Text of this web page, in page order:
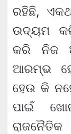
ରହିଛି,
ଉଦ୍ୟମ
କରି ନିଜ
ଆରମ୍ଭ
ହେଉ କି
ପାଇଁ